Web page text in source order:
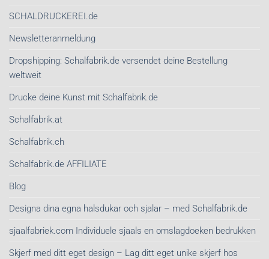
SCHALDRUCKEREI.de
Newsletteranmeldung
Dropshipping: Schalfabrik.de versendet deine Bestellung
weltweit
Drucke deine Kunst mit Schalfabrik.de
Schalfabrik.at
Schalfabrik.ch
Schalfabrik.de AFFILIATE
Blog
Designa dina egna halsdukar och sjalar – med Schalfabrik.de
sjaalfabriek.com Individuele sjaals en omslagdoeken bedrukken
Skjerf med ditt eget design – Lag ditt eget unike skjerf hos